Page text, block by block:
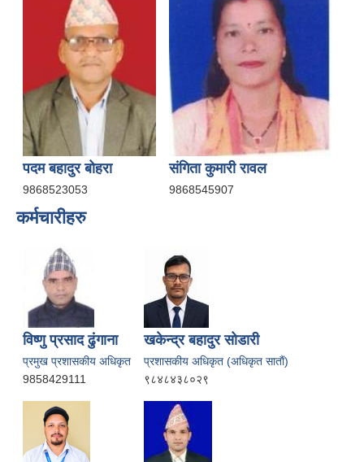
पदम बहादुर बोहरा
9868523053
संगिता कुमारी रावल
9868545907
कर्मचारीहरु
विष्णु प्रसाद ढुंगाना
प्रमुख प्रशासकीय अधिकृत
9858429111
खकेन्द्र बहादुर सोडारी
प्रशासकीय अधिकृत (अधिकृत साताैं)
९८४८४३८०२९